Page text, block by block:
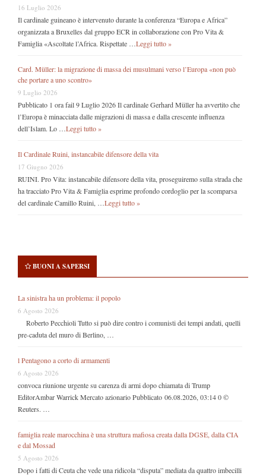
16 Luglio 2026
Il cardinale guineano è intervenuto durante la conferenza “Europa e Africa”
organizzata a Bruxelles dal gruppo ECR in collaborazione con Pro Vita &
Famiglia «Ascoltate l’Africa. Rispettate … Leggi tutto »
Card. Müller: la migrazione di massa dei musulmani verso l’Europa «non può
che portare a uno scontro»
9 Luglio 2026
Pubblicato 1 ora fail 9 Luglio 2026 Il cardinale Gerhard Müller ha avvertito che
l’Europa è minacciata dalle migrazioni di massa e dalla crescente influenza
dell’Islam. Lo … Leggi tutto »
Il Cardinale Ruini, instancabile difensore della vita
17 Giugno 2026
RUINI. Pro Vita: instancabile difensore della vita, proseguiremo sulla strada che
ha tracciato Pro Vita & Famiglia esprime profondo cordoglio per la scomparsa
del cardinale Camillo Ruini, … Leggi tutto »
BUONI A SAPERSI
La sinistra ha un problema: il popolo
6 Agosto 2026
Roberto Pecchioli Tutto si può dire contro i comunisti dei tempi andati, quelli
pre-caduta del muro di Berlino, …
l Pentagono a corto di armamenti
6 Agosto 2026
convoca riunione urgente su carenza di armi dopo chiamata di Trump
EditorAmbar Warrick Mercato azionario Pubblicato 06.08.2026, 03:14 0 ©
Reuters. …
famiglia reale marocchina è una struttura mafiosa creata dalla DGSE, dalla CIA
e dal Mossad
5 Agosto 2026
Dopo i fatti di Ceuta che vede una ridicola “disputa” mediata da quattro imbecilli